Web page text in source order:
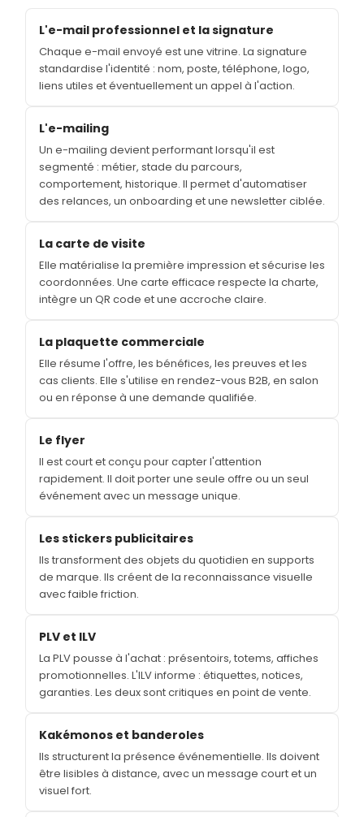
L'e-mail professionnel et la signature
Chaque e-mail envoyé est une vitrine. La signature
standardise l'identité : nom, poste, téléphone, logo,
liens utiles et éventuellement un appel à l'action.
L'e-mailing
Un e-mailing devient performant lorsqu'il est
segmenté : métier, stade du parcours,
comportement, historique. Il permet d'automatiser
des relances, un onboarding et une newsletter ciblée.
La carte de visite
Elle matérialise la première impression et sécurise les
coordonnées. Une carte efficace respecte la charte,
intègre un QR code et une accroche claire.
La plaquette commerciale
Elle résume l'offre, les bénéfices, les preuves et les
cas clients. Elle s'utilise en rendez-vous B2B, en salon
ou en réponse à une demande qualifiée.
Le flyer
Il est court et conçu pour capter l'attention
rapidement. Il doit porter une seule offre ou un seul
événement avec un message unique.
Les stickers publicitaires
Ils transforment des objets du quotidien en supports
de marque. Ils créent de la reconnaissance visuelle
avec faible friction.
PLV et ILV
La PLV pousse à l'achat : présentoirs, totems, affiches
promotionnelles. L'ILV informe : étiquettes, notices,
garanties. Les deux sont critiques en point de vente.
Kakémonos et banderoles
Ils structurent la présence événementielle. Ils doivent
être lisibles à distance, avec un message court et un
visuel fort.